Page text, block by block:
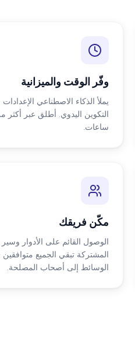
وفّر الوقت والميزانية
يملأ الذكاء الاصطناعي
ساعات.
مكّن فريقك
الوصول القائم على الأدوار
المشتركة تبقي الجميع
الوسائط إلى أصحاب المصلحة.